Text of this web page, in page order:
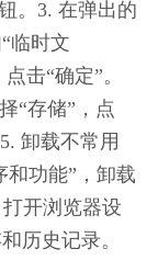
。3. 在弹出的
临时文
击“确定”。
“存储”，点
卸载不常用
和功能”，卸载
开浏览器设
历史记录。